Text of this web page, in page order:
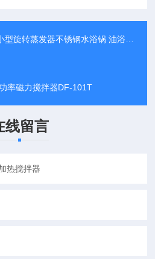
旋转蒸发器不锈钢水浴锅 油浴锅/水浴锅
率磁力搅拌器DF-101T
线留言